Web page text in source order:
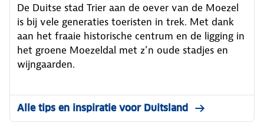
De Duitse stad Trier aan de oever van de Moezel
is bij vele generaties toeristen in trek. Met dank
aan het fraaie historische centrum en de ligging in
het groene Moezeldal met z’n oude stadjes en
wijngaarden.
Alle tips en inspiratie voor Duitsland